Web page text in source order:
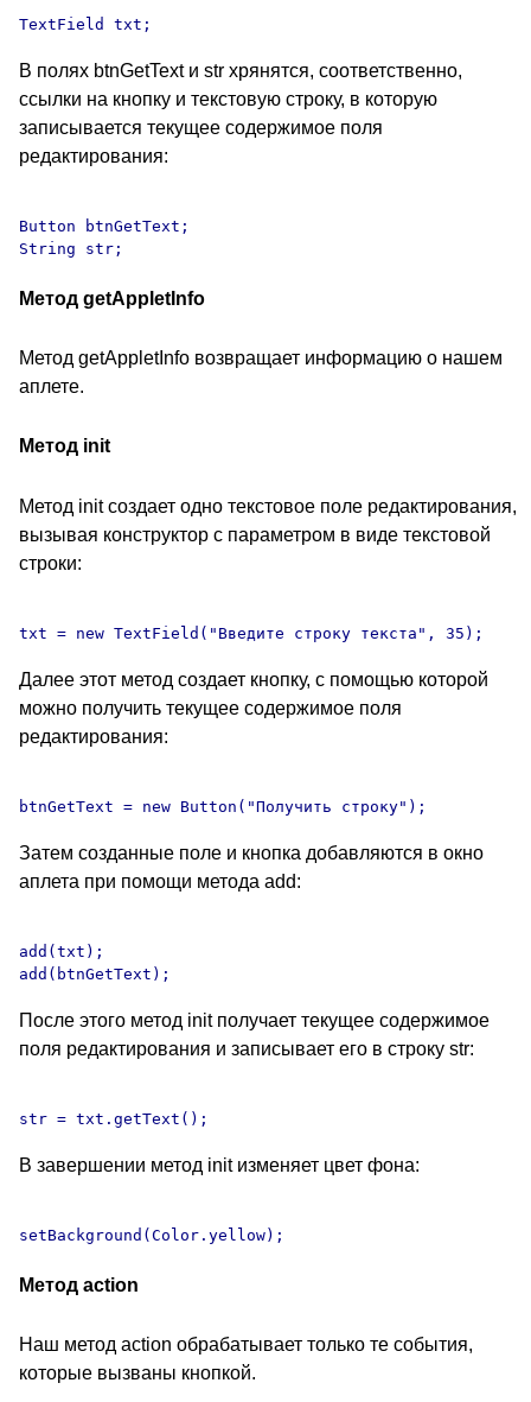
В полях btnGetText и str хрянятся, соответственно,
ссылки на кнопку и текстовую строку, в которую
записывается текущее содержимое поля
редактирования:
Button btnGetText;
Метод getAppletInfo
Метод getAppletInfo возвращает информацию о нашем
аплете.
Метод init
Метод init создает одно текстовое поле редактирования,
вызывая конструктор с параметром в виде текстовой
строки:
Далее этот метод создает кнопку, с помощью которой
можно получить текущее содержимое поля
редактирования:
Затем созданные поле и кнопка добавляются в окно
аплета при помощи метода add:
add(txt);
После этого метод init получает текущее содержимое
поля редактирования и записывает его в строку str:
В завершении метод init изменяет цвет фона:
Метод action
Наш метод action обрабатывает только те события,
которые вызваны кнопкой.